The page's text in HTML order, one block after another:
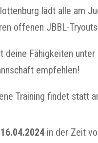
lädt alle am
offenen JBBL-
deine Fähigkeiten
empfehlen!
Training findet statt
in der Zeit